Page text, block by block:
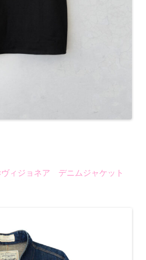
ィジョネア デニムジャケット